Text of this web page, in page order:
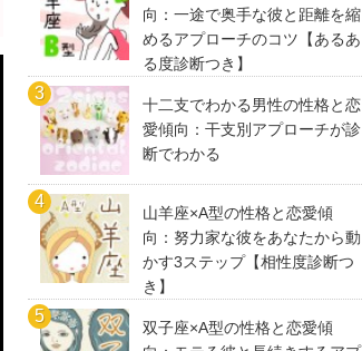
向：一途で奥手な彼と距離を縮
めるアプローチのコツ【あるあ
る度診断つき】
十二支でわかる男性の性格と恋
愛傾向：干支別アプローチが診
断でわかる
山羊座×A型の性格と恋愛傾
向：努力家な彼をあなたから動
かす3ステップ【相性度診断つ
き】
双子座×A型の性格と恋愛傾